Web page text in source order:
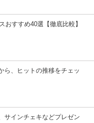
おすすめ40選【徹底比較】
ら、ヒットの推移をチェッ
サインチェキなどプレゼン